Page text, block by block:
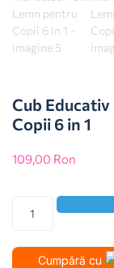
Cub
Copii 6 in 1
109,00 Ron
Cumpără cu